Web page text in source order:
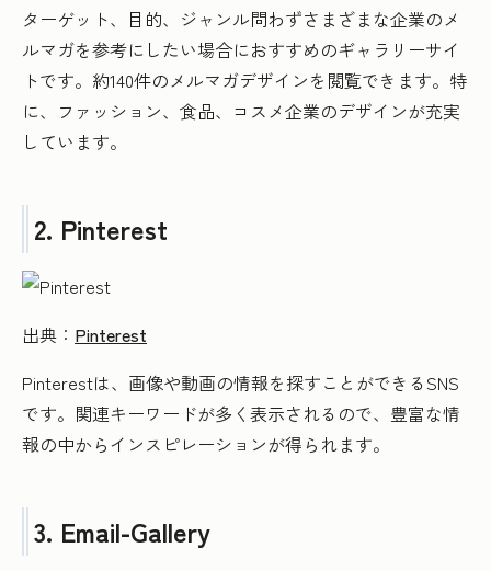
ターゲット、目的、ジャンル問わずさまざまな企業のメ
ルマガを参考にしたい場合におすすめのギャラリーサイ
トです。約140件のメルマガデザインを閲覧できます。特
に、ファッション、食品、コスメ企業のデザインが充実
しています。
2. Pinterest
出典： Pinterest
Pinterestは、画像や動画の情報を探すことができるSNS
です。関連キーワードが多く表示されるので、豊富な情
報の中からインスピレーションが得られます。
3. Email-Gallery